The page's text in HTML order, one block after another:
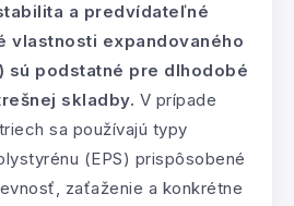
a predvídateľné
vlastnosti expandovaného
sú podstatné pre dlhodobé
skladby. V prípade
sa používajú typy
(EPS) prispôsobené
zaťaženie a konkrétne